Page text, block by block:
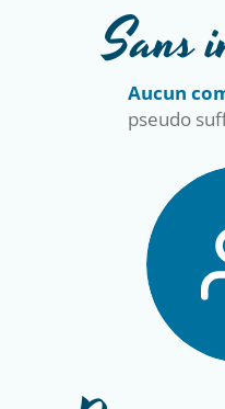
Sans
Aucun
pseudo